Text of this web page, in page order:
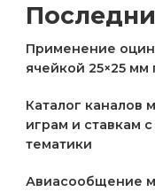
Применение
ячейкой 25×25
Каталог каналов
играм и ставкам
тематики
Авиасообщение